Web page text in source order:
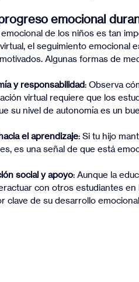
emocional
de los niños es tan
el seguimiento emocional
Algunas formas de
y responsabilidad: Observa
virtual requiere que los
su nivel de autonomía es un
el aprendizaje: Si tu hijo
es una señal de que está
social y apoyo: Aunque la
con otros estudiantes
clave de su desarrollo